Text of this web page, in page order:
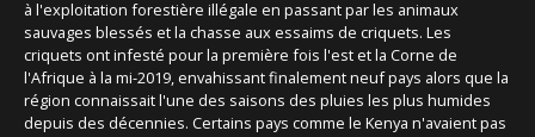
à l'exploitation forestière illégale en passant par les animaux
sauvages blessés et la chasse aux essaims de criquets. Les
criquets ont infesté pour la première fois l'est et la Corne de
l'Afrique à la mi-2019, envahissant finalement neuf pays alors que la
région connaissait l'une des saisons des pluies les plus humides
depuis des décennies. Certains pays comme le Kenya n'avaient pas